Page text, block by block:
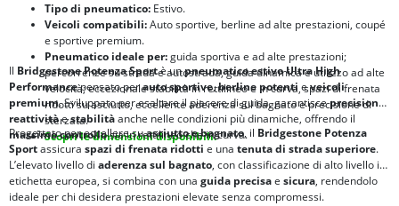
Tipo di pneumatico: Estivo.
Veicoli compatibili:Auto sportive, berline ad alte prestazioni, coupé
e sportive premium.
Pneumatico ideale per:guida sportiva e ad alte prestazioni;
percorrenze su strada e autostrada, guida dinamica e utilizzo ad alte
velocità; eccezionale stabilità in rettilineo e in curva, spazi di frenata
ridotti su asciutto, eccellente aderenza sul bagnato e precisione di
sterzata.
Scopri le dimensioni disponibili.
Il Bridgestone Potenza Sportè unpneumatico estivo Ultra High
Performancepensato perauto sportive,berline potenti eveicoli
premium. Sviluppato per esaltare il piacere di guida, garantisceprecisione,
reattivitàestabilitàanche nelle condizioni più dinamiche, offrendo il
massimo controllosia in rettilineo che in curva.
Progettato per eccellere suasciutto e bagnato, il Bridgestone Potenza
Sportassicura spazi di frenata ridotti e una tenuta di strada superiore.
L’elevato livello di aderenza sul bagnato, con classificazione di alto livello in
etichetta europea, si combina con una guida precisae sicura, rendendolo
ideale per chi desidera prestazioni elevate senza compromessi.